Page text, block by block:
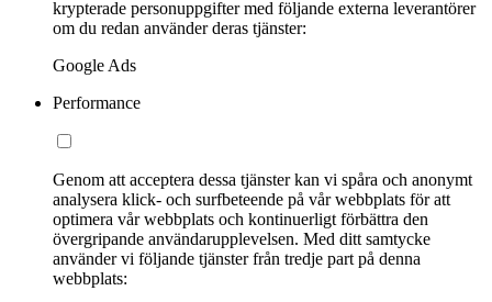
krypterade personuppgifter med följande externa leverantörer
om du redan använder deras tjänster:
Google Ads
Performance
Genom att acceptera dessa tjänster kan vi spåra och anonymt
analysera klick- och surfbeteende på vår webbplats för att
optimera vår webbplats och kontinuerligt förbättra den
övergripande användarupplevelsen. Med ditt samtycke
använder vi följande tjänster från tredje part på denna
webbplats: